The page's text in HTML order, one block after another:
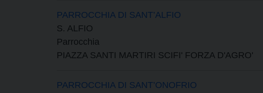
PARROCCHIA DI SANT’ALFIO
S. ALFIO
Parrocchia
PIAZZA SANTI MARTIRI SCIFI' FORZA D'AGRO'
PARROCCHIA DI SANT’ONOFRIO